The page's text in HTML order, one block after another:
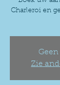
Charleroi en
Zie